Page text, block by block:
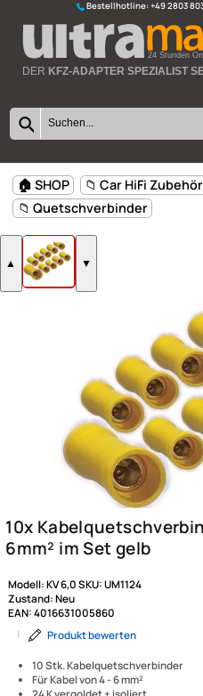
24
🏠 SHOP 📁 Car HiFi
📁 Quetschverbinder
▲ ▼
Zustand:Neu
EAN:4016631005860